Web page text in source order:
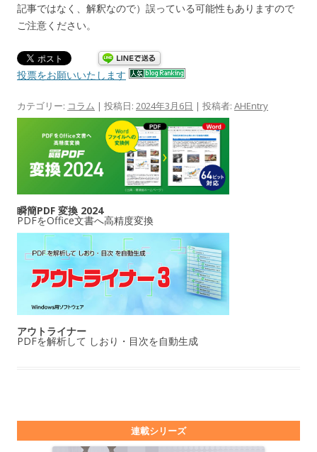
記事ではなく、解釈なので）誤っている可能性もありますので
ご注意ください。
投票をお願いいたします
カテゴリー: コラム | 投稿日: 2024年3月6日 | 投稿者: AHEntry
瞬簡PDF 変換 2024
PDFをOffice文書へ高精度変換
アウトライナー
PDFを解析して しおり・目次を自動生成
連載シリーズ